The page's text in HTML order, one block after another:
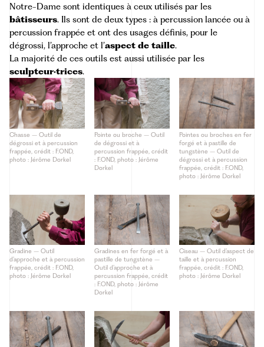
Notre-Dame sont identiques à ceux utilisés par les
bâtisseurs. Ils sont de deux types : à percussion lancée ou à
percussion frappée et ont des usages définis, pour le
dégrossi, l’approche et l’aspect de taille.
La majorité de ces outils est aussi utilisée par les
sculpteur·trices.
Chasse – Outil de
dégrossi et à percussion
frappée, crédit : F.OND,
photo : Jérôme Dorkel
Pointe ou broche – Outil
de dégrossi et à
percussion frappée, crédit
: F.OND, photo : Jérôme
Dorkel
Pointes ou broches en fer
forgé et à pastille de
tungstène – Outil de
dégrossi et à percussion
frappée, crédit : F.OND,
photo : Jérôme Dorkel
Gradine – Outil
d’approche et à percussion
frappée, crédit : F.OND,
photo : Jérôme Dorkel
Gradines en fer forgé et à
pastille de tungstène –
Outil d’approche et à
percussion frappée, crédit
: F.OND, photo : Jérôme
Dorkel
Ciseau – Outil d’aspect de
taille et à percussion
frappée, crédit : F.OND,
photo : Jérôme Dorkel